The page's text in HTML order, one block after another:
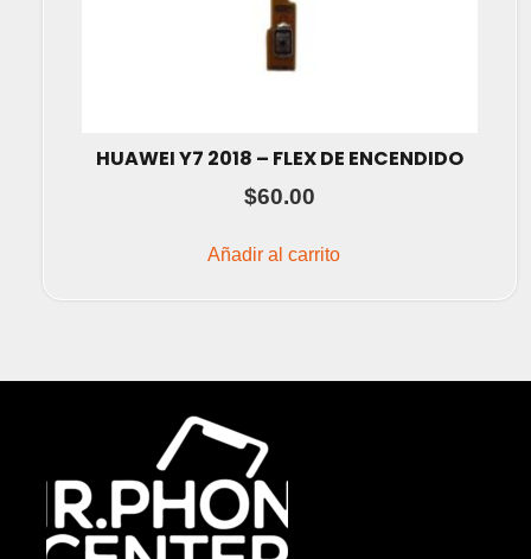
HUAWEI Y7 2018 – FLEX DE ENCENDIDO
$60.00
Añadir al carrito